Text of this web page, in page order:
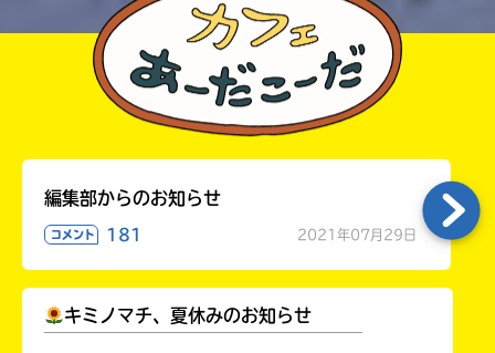
編集部からのお知らせ
コメント 181 2021年07月29日
キミノマチ、夏休みのお知らせ